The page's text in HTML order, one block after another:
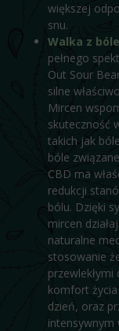
większej
snu.
Walka z
pełnego
Out Sour
silne
Mircen
skuteczność
takich jak
bóle
CBD ma
redukcji
bólu. Dzięki
mircen
naturalne
stosowanie
komfort
dzień, oraz
intensywnym